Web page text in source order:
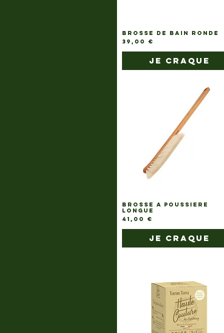
BROSSE DE BAIN RONDE
Prix
39,00 €
je craque
BROSSE A POUSSIERE
LONGUE
Prix
41,00 €
je craque